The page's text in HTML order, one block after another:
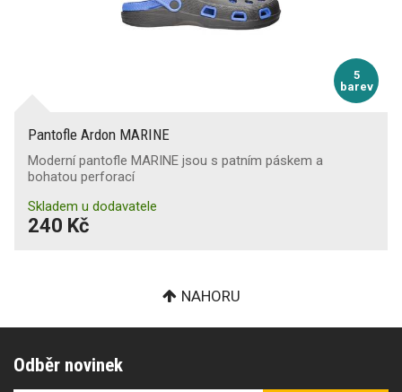
5
barev
Pantofle Ardon MARINE
Moderní pantofle MARINE jsou s patním páskem a
bohatou perforací
Skladem u dodavatele
240 Kč
NAHORU
Odběr novinek